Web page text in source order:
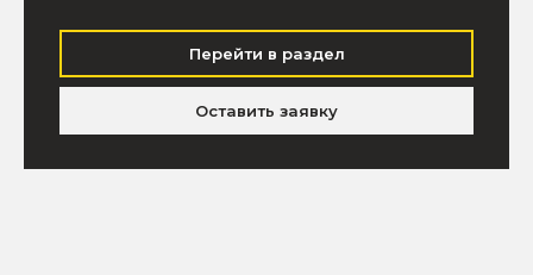
Перейти в раздел
Оставить заявку